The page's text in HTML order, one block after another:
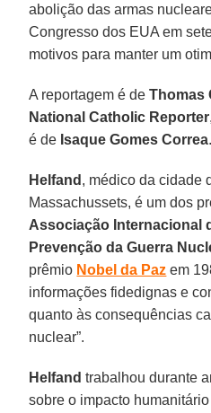
abolição das armas
Congresso dos EUA em
motivos para manter um
A reportagem é deThomas
National Catholic Reporter
é de Isaque Gomes Correa.
Helfand , médico da cidade
Massachussets, é um dos
Associação Internacional
Prevenção da Guerra
prêmio Nobel da Paz em
informações fidedignas e
quanto às consequências
nuclear”.
Helfand trabalhou durante
sobre o impacto